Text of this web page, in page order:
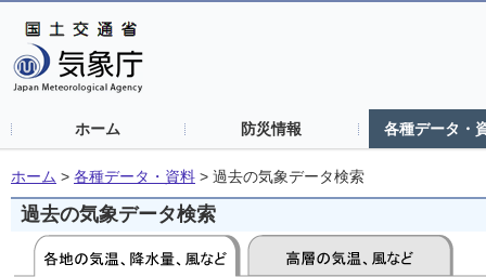
ホーム 防災情報 各種データ・
ホーム > 各種データ・資料 > 過去の気象データ検索
過去の気象データ検索